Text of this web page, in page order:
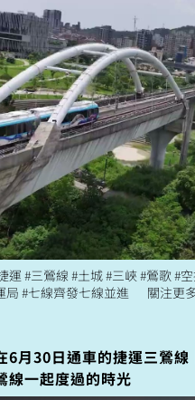
#土城 #三峽 #鶯歌 #空拍 #
局 #七線齊發七線並進 關注更
6月30日通車的捷運三鶯線
線一起度過的時光